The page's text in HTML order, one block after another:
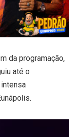
da programação,
até o